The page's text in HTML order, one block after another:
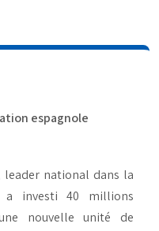
espagnole
leader national dans la
a investi 40 millions
nouvelle unité de